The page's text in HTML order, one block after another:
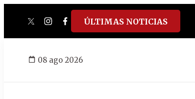
twitterinstagram
facebook
tiktokyoutube
spotify
ÚLTIMAS NOTICIAS
08 ago 2026